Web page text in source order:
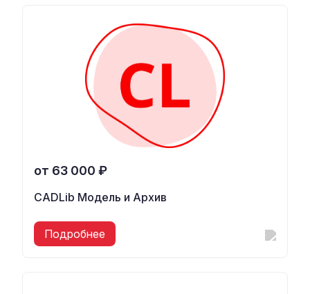
от 63 000 ₽
CADLib Модель и Архив
Подробнее